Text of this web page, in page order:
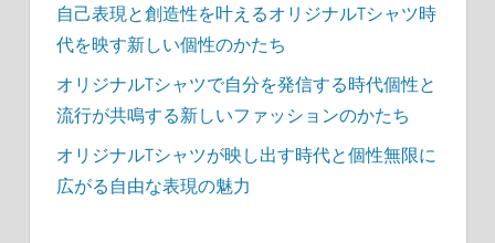
自己表現と創造性を叶えるオリジナルTシャツ時
代を映す新しい個性のかたち
オリジナルTシャツで自分を発信する時代個性と
流行が共鳴する新しいファッションのかたち
オリジナルTシャツが映し出す時代と個性無限に
広がる自由な表現の魅力